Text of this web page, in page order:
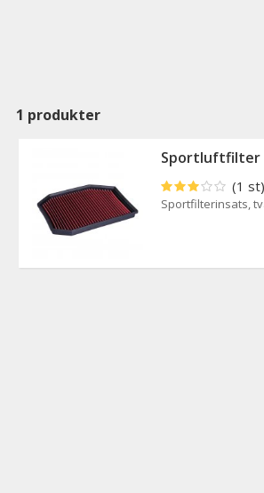
1 produkter
Sportluftfilter
(1 st)
Sportfilterinsats,